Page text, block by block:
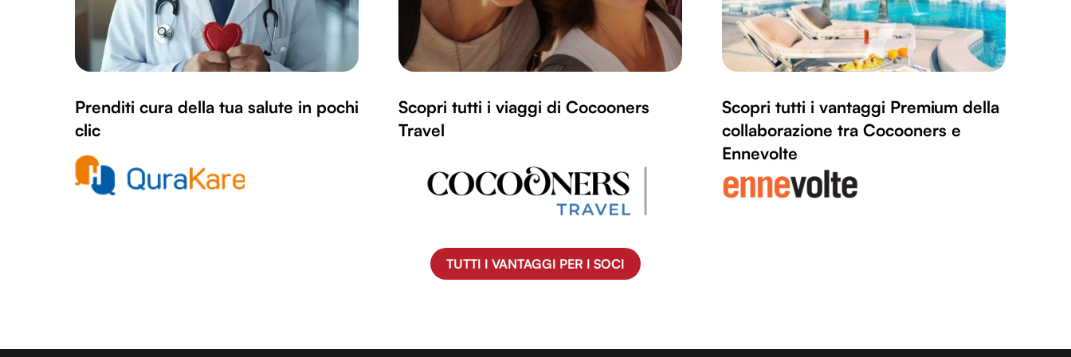
Prenditi cura della tua salute in pochi
clic
Scopri tutti i viaggi di Cocooners
Travel
Scopri tutti i vantaggi Premium della
collaborazione tra Cocooners e
Ennevolte
TUTTI I VANTAGGI PER I SOCI